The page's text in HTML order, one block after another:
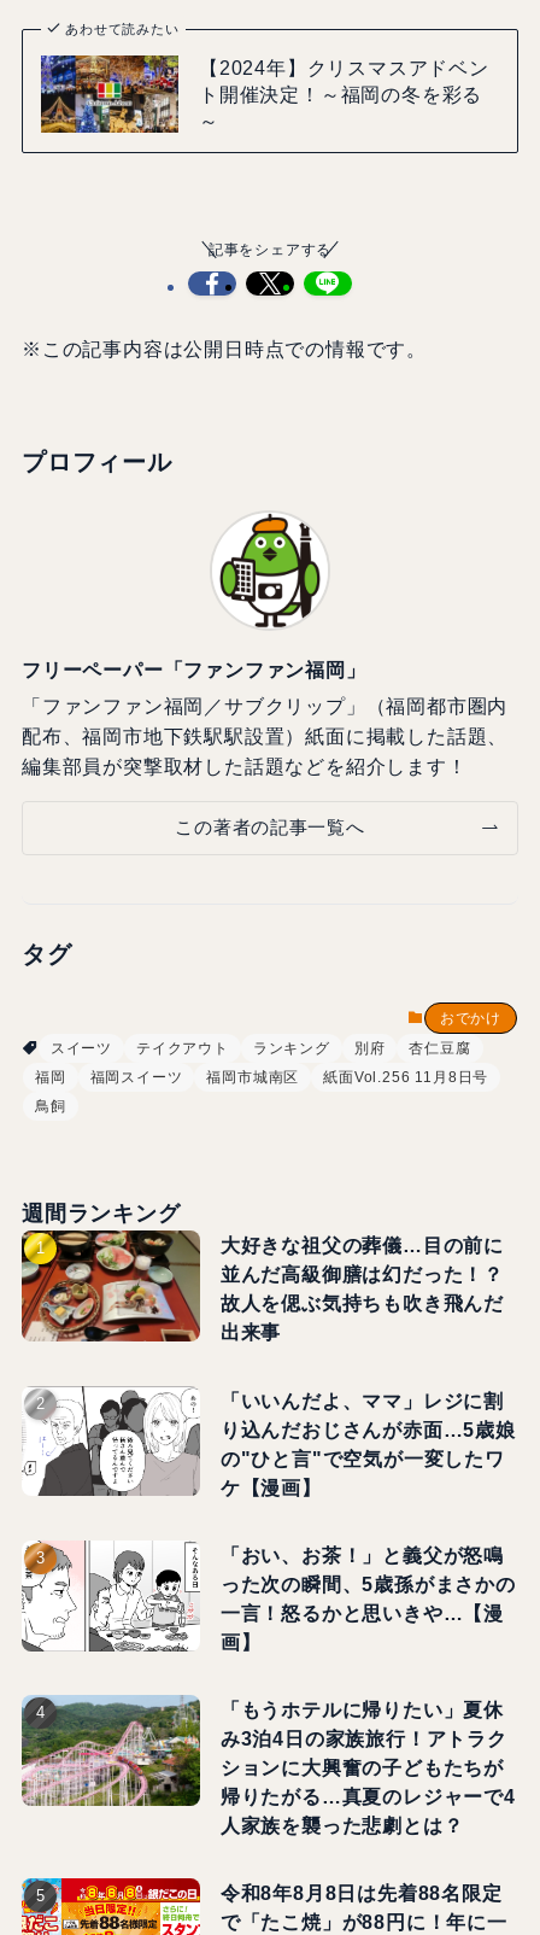
あわせて読みたい
【2024年】クリスマスアドベン
ト開催決定！～福岡の冬を彩る
～
記事をシェアする
※この記事内容は公開日時点での情報です。
プロフィール
フリーペーパー「ファンファン福岡」
「ファンファン福岡／サブクリップ」（福岡都市圏内
配布、福岡市地下鉄駅駅設置）紙面に掲載した話題、
編集部員が突撃取材した話題などを紹介します！
この著者の記事一覧へ
タグ
おでかけ
スイーツ
テイクアウト ランキング 別府
杏仁豆腐
福岡
福岡スイーツ 福岡市城南区
紙面Vol.256 11月8日号
鳥飼
週間ランキング
大好きな祖父の葬儀…目の前に
並んだ高級御膳は幻だった！？
故人を偲ぶ気持ちも吹き飛んだ
出来事
「いいんだよ、ママ」レジに割
り込んだおじさんが赤面…5歳娘
の"ひと言"で空気が一変したワ
ケ【漫画】
「おい、お茶！」と義父が怒鳴
った次の瞬間、5歳孫がまさかの
一言！怒るかと思いきや…【漫
画】
「もうホテルに帰りたい」夏休
み3泊4日の家族旅行！アトラク
ションに大興奮の子どもたちが
帰りたがる…真夏のレジャーで4
人家族を襲った悲劇とは？
令和8年8月8日は先着88名限定
で「たこ焼」が88円に！年に一